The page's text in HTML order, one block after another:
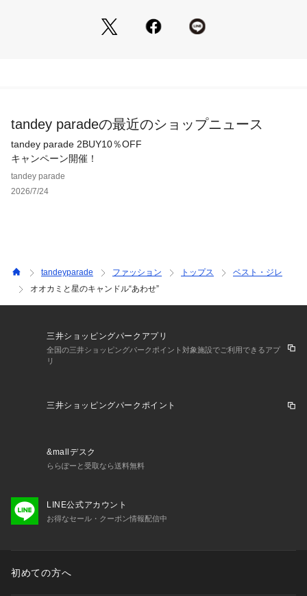
tandey paradeの最近のショップニュース
tandey parade 2BUY10％OFF
キャンペーン開催！
tandey parade
2026/7/24
tandeyparade ファッション トップス
ベスト・ジレ
オオカミと星のキャンドル“あわせ”
三井ショッピングパークアプリ
全国の三井ショッピングパークポイント対象施設でご利用できるアプ
リ
三井ショッピングパークポイント
&mallデスク
ららぽーと受取なら送料無料
LINE公式アカウント
お得なセール・クーポン情報配信中
初めての方へ